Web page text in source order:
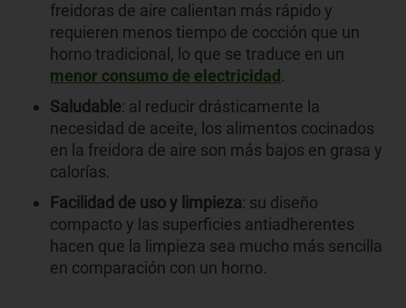
freidoras de aire calientan más rápido y
requieren menos tiempo de cocción que un
horno tradicional, lo que se traduce en un
menor consumo de electricidad .
Saludable: al reducir drásticamente la
necesidad de aceite, los alimentos cocinados
en la freidora de aire son más bajos en grasa y
calorías.
Facilidad de uso y limpieza: su diseño
compacto y las superficies antiadherentes
hacen que la limpieza sea mucho más sencilla
en comparación con un horno.